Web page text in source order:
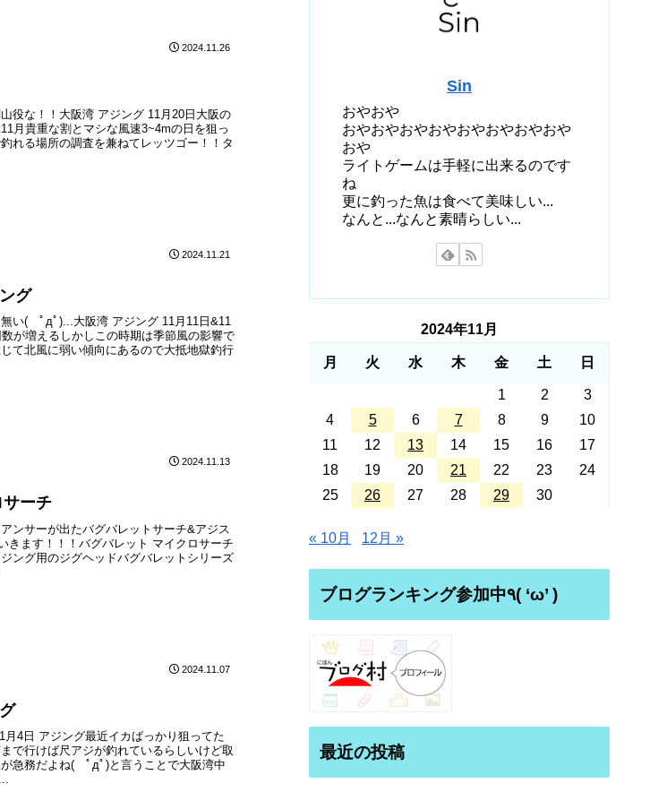
2024.11.26
役な！！大阪湾 アジング 11月20日大阪の
月貴重な割とマシな風速3~4mの日を狙っ
れる場所の調査を兼ねてレッツゴー！！タ
2024.11.21
グ
い( ﾟдﾟ)...大阪湾 アジング 11月11日&11
が増えるしかしこの時期は季節風の影響で
て北風に弱い傾向にあるので大抵地獄釣行
2024.11.13
ーチ
ンサーが出たバグバレットサーチ&アジス
ます！！！バグバレット マイクロサーチ
ング用のジグヘッドバグバレットシリーズ
2024.11.07
月4日 アジング最近イカばっかり狙ってた
で行けば尺アジが釣れているらしいけど取
急務だよね( ﾟдﾟ)と言うことで大阪湾中
Sin
おやおや
おやおやおやおやおやおやおやおや
おや
ライトゲームは手軽に出来るのです
ね
更に釣った魚は食べて美味しい...
なんと...なんと素晴らしい...
2024年11月
月 火 水 木 金 土 日
1 2
3
4
5 6 7 8 9
10
11
12 13 14 15 16
17
18
19 20 21 22 23
24
25
26 27 28 29 30
« 10月 12月 »
ブログランキング参加中٩( ‘ω’ )
最近の投稿